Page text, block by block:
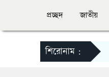
প্রচ্ছদ জাতীয়
শিরোনাম :